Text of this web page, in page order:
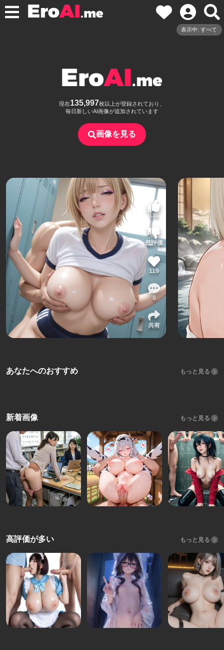
表示中: すべて
現在135,997枚以上が登録されており、
毎日新しいAI画像が追加されています
画像を見る
116
低評価
119
0
共有
あなたへのおすすめ もっと見る
新着画像 もっと見る
高評価が多い もっと見る